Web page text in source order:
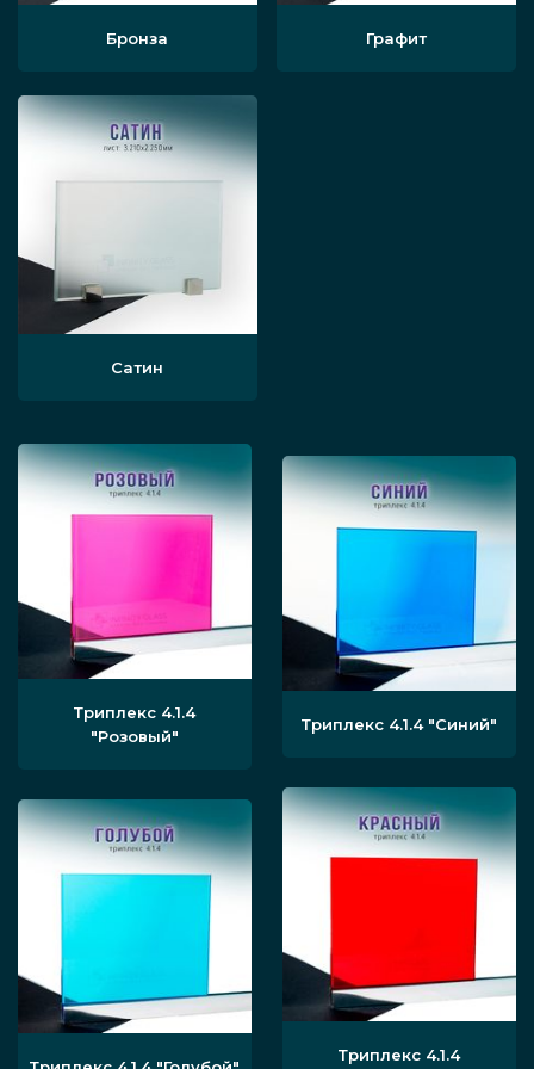
компактной квартиры-студии практичную
Этапы установки
производится необходимая разметка;
направляющие;
фиксируются стеклянные элементы;
если нужно, устанавливается
дополнительная фурнитура и
декоративные элементы.
стеклянных перегородок в домах, квартирах
и студиях применяем качественные
комплектующие лучших производителей — и
несём ответственность за итоговое качество
Как сделать заказ
Бронза Графит
Сатин
Триплекс 4.1.4
"Розовый"
Триплекс 4.1.4"Синий"
Триплекс 4.1.4